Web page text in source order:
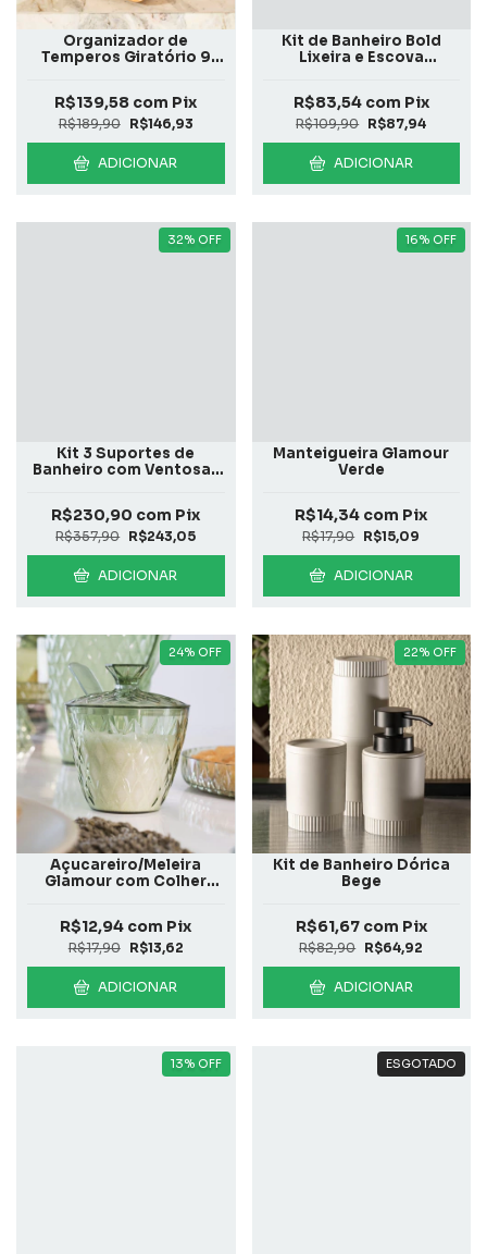
Organizador de
Temperos Giratório 9
R$189,90 R$146,93
R$139,58 com Pix
ADICIONAR
Kit de Banheiro Bold
Lixeira e Escova
R$109,90 R$87,94
R$83,54 com Pix
ADICIONAR
32% OFF
Kit 3 Suportes de
Banheiro com Ventosas
R$357,90 R$243,05
R$230,90 com Pix
ADICIONAR
16% OFF
Manteigueira Glamour
Verde
R$17,90 R$15,09
R$14,34 com Pix
ADICIONAR
24% OFF
Açucareiro/Meleira
Glamour com Colher
R$17,90 R$13,62
R$12,94 com Pix
ADICIONAR
22% OFF
Kit de Banheiro Dórica
Bege
R$82,90 R$64,92
R$61,67 com Pix
ADICIONAR
13% OFF ESGOTADO